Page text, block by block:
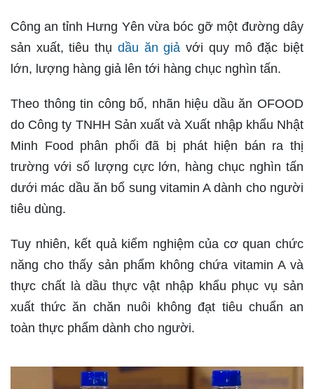
Công an tỉnh Hưng Yên vừa bóc gỡ một đường dây
sản xuất, tiêu thụ dầu ăn giả với quy mô đặc biệt
lớn, lượng hàng giả lên tới hàng chục nghìn tấn.
Theo thông tin công bố, nhãn hiệu dầu ăn OFOOD
do Công ty TNHH Sản xuất và Xuất nhập khẩu Nhật
Minh Food phân phối đã bị phát hiện bán ra thị
trường với số lượng cực lớn, hàng chục nghìn tấn
dưới mác dầu ăn bổ sung vitamin A dành cho người
tiêu dùng.
Tuy nhiên, kết quả kiểm nghiệm của cơ quan chức
năng cho thấy sản phẩm không chứa vitamin A và
thực chất là dầu thực vật nhập khẩu phục vụ sản
xuất thức ăn chăn nuôi không đạt tiêu chuẩn an
toàn thực phẩm dành cho người.